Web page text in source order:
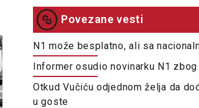
Povezane vesti
N1 može besplatno, ali sa
Informer osudio novinarku N1
Otkud Vučiću odjednom želja da
u goste